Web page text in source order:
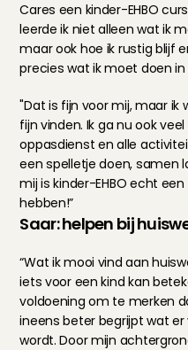
Cares een kinder-EHBO
leerde ik niet alleen wat ik
maar ook hoe ik rustig blijf
precies wat ik moet doen
"Dat is fijn voor mij, maar
fijn vinden. Ik ga nu ook
oppasdienst en alle
een spelletje doen, samen
mij is kinder-EHBO echt
hebben!”
Saar: helpen bij
“Wat ik mooi vind aan
iets voor een kind kan
voldoening om te merken
ineens beter begrijpt wat
wordt. Door mijn